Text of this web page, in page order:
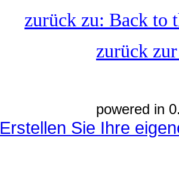
zurück zu: Back to
zurück
powered in
Erstellen Sie Ihre